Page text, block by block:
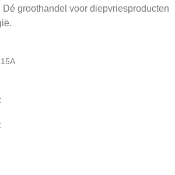
Dé groothandel voor diepvriesproducten